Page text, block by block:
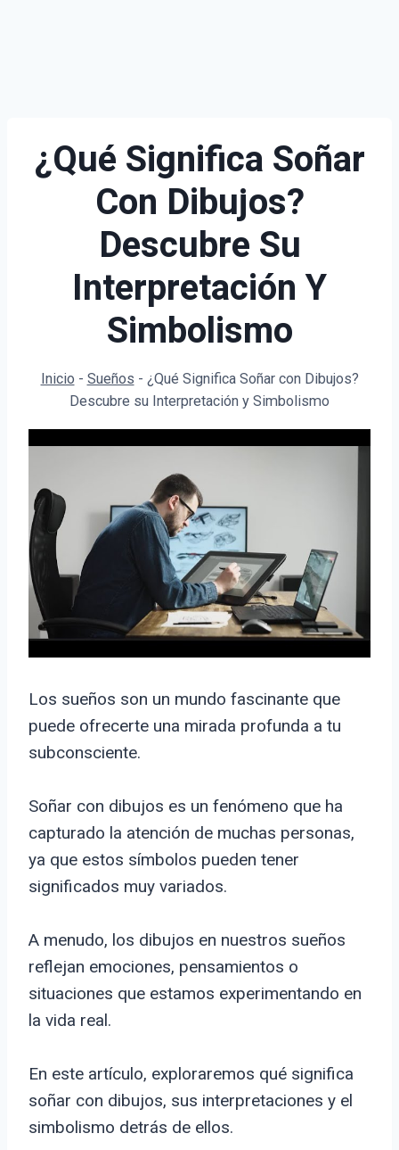
¿Qué Significa Soñar
Con Dibujos?
Descubre Su
Interpretación Y
Simbolismo
Inicio - Sueños - ¿Qué Significa Soñar con Dibujos?
Descubre su Interpretación y Simbolismo
Los sueños son un mundo fascinante que
puede ofrecerte una mirada profunda a tu
subconsciente.
Soñar con dibujos es un fenómeno que ha
capturado la atención de muchas personas,
ya que estos símbolos pueden tener
significados muy variados.
A menudo, los dibujos en nuestros sueños
reflejan emociones, pensamientos o
situaciones que estamos experimentando en
la vida real.
En este artículo, exploraremos qué significa
soñar con dibujos, sus interpretaciones y el
simbolismo detrás de ellos.